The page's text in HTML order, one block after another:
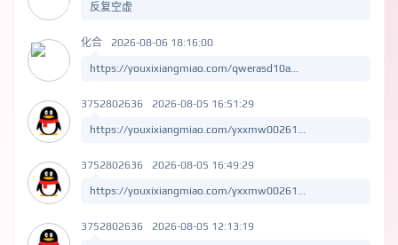
反复空虚
化合 2026-08-06 18:16:00
https://youxixiangmiao.com/qwerasd10a...
3752802636 2026-08-05 16:51:29
https://youxixiangmiao.com/yxxmw00261...
3752802636 2026-08-05 16:49:29
https://youxixiangmiao.com/yxxmw00261...
3752802636 2026-08-05 12:13:19